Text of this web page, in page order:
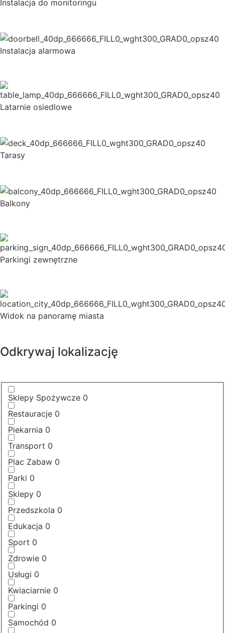
Instalacja do monitoringu
Instalacja alarmowa
Latarnie osiedlowe
Tarasy
Balkony
Parkingi zewnętrzne
Widok na panoramę miasta
Odkrywaj lokalizację
Sklepy Spożywcze 0
Restauracje 0
Piekarnia 0
Transport 0
Plac Zabaw 0
Parki 0
Sklepy 0
Przedszkola 0
Edukacja 0
Sport 0
Zdrowie 0
Usługi 0
Kwiaciarnie 0
Parkingi 0
Samochód 0